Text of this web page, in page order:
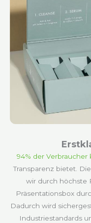
94% der Verbraucher
Transparenz bietet .
wir durch höchste
Präsentationsbox
Dadurch wird
Industriestandards